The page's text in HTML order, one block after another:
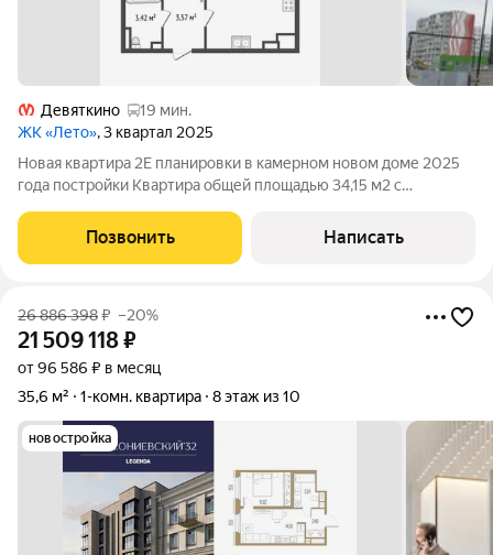
Девяткино
19 мин.
ЖК «Лето», 3 квартал 2025
Новая квартира 2Е планировки в камерном новом доме 2025
года постройки Квартира общей площадью 34,15 м2 с
В квартире полная чистовая отделка: обои под покраску с
белой водоэмульсионной
Позвонить Написать
26 886 398₽ –20%
21 509 118₽
от 96 586 ₽ в месяц
35,6 м²
1-комн. квартира 8 этаж из 10
новостройка